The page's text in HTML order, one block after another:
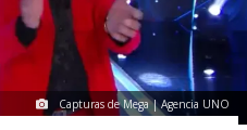
Capturas de Mega | Agencia UNO